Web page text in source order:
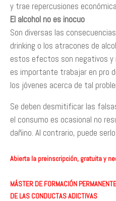
y trae repercusiones
El alcohol no es inocuo
Son diversas las
drinking o los atracones de
estos efectos son negativos y
es importante trabajar en pro
los jóvenes acerca de tal
Se deben desmitificar las
el consumo es ocasional no
dañino. Al contrario, puede
Abierta la preinscripción, gratuita y
MÁSTER DE FORMACIÓN
DE LAS CONDUCTAS ADICTIVAS